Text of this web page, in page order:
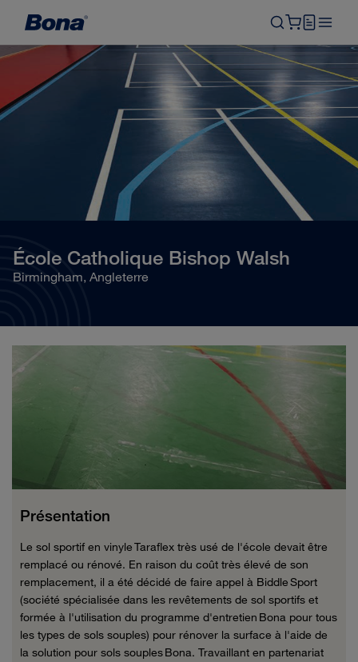
École Catholique Bishop Walsh
Birmingham, Angleterre
Présentation
Le sol sportif en vinyleTaraflex très usé de l'école devait être
remplacé ou rénové. En raison du coût très élevé de son
remplacement, il a été décidé de faire appel à BiddleSport
(société spécialisée dans les revêtements de sol sportifs et
formée à l'utilisation du programme d'entretien Bona pour tous
les types de sols souples) pour rénover la surface à l'aide de
la solution pour sols souples Bona. Travaillant en partenariat